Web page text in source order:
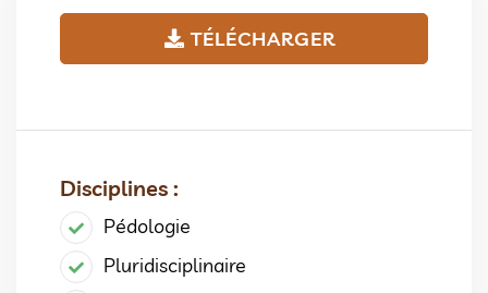
TÉLÉCHARGER
Disciplines :
Pédologie
Pluridisciplinaire